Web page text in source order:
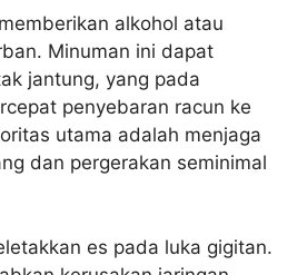
alkohol atau
Minuman ini dapat
jantung, yang pada
penyebaran racun ke
utama adalah menjaga
dan pergerakan seminimal
es pada luka gigitan.